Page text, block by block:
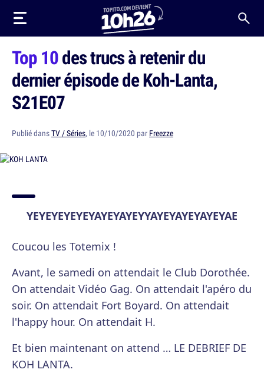
Top 10des trucs à retenir du
dernier épisode de Koh-Lanta,
S21E07
Publié dansTV / Séries, le 10/10/2020 par Freezze
YEYEYEYEYEYAYEYAYEYYAYEYAYEYAYEYAE
Coucou les Totemix !
Avant, le samedi on attendait le Club Dorothée.
On attendait Vidéo Gag. On attendait l'apéro du
soir. On attendait Fort Boyard. On attendait
l'happy hour. On attendait H.
Et bien maintenant on attend … LE DEBRIEF DE
KOH LANTA.